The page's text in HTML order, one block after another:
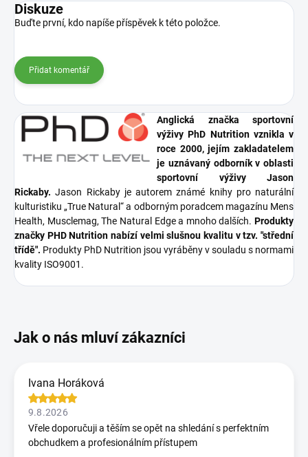
Diskuze
Buďte první, kdo napíše příspěvek k této položce.
Přidat komentář
Anglická značka sportovní
výživy PhD Nutrition vznikla v
roce 2000, jejím zakladatelem
je uznávaný odborník v oblasti
sportovní výživy Jason
Rickaby. Jason Rickaby je autorem známé knihy pro naturální
kulturistiku „True Natural“ a odborným poradcem magazínu Mens
Health, Musclemag, The Natural Edge a mnoho dalších. Produkty
značky PHD Nutrition nabízí velmi slušnou kvalitu v tzv. "střední
třídě". Produkty PhD Nutrition jsou vyráběny v souladu s normami
kvality ISO9001.
Ivana Horáková
9.8.2026
Vřele doporučuji a těším se opět na shledání s perfektním
obchudkem a profesionálním přístupem